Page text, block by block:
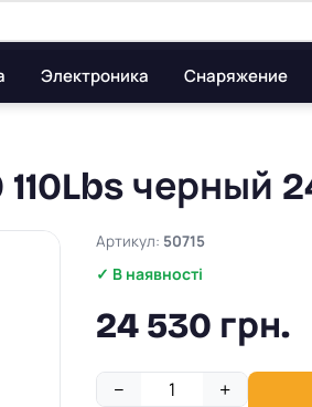
Электроника Снаряжение
черный
Артикул: 50715
✓ В наявності
24 530 грн.
− +